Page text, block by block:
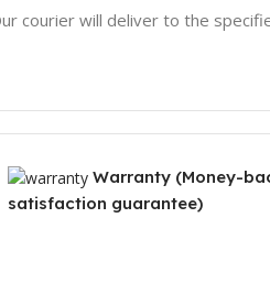
courier will deliver to the
Warranty (Money-
satisfaction guarantee)